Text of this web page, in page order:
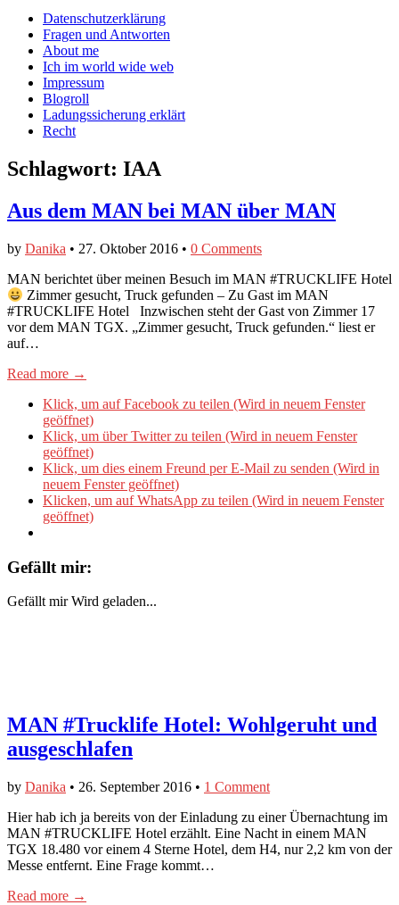
Facebook
anzeigen
Twitter
anzeigen
auf
Instagram
anzeigen
Main
menu
Skip
content
Datenschutzerklärung
Fragen und Antworten
About me
Ich im world wide web
Impressum
Blogroll
Ladungssicherung erklärt
Recht
Schlagwort: IAA
Aus dem MAN bei MAN über MAN
by Danika • 27. Oktober 2016 • 0 Comments
MAN berichtet über meinen Besuch im MAN #TRUCKLIFE Hotel
Zimmer gesucht, Truck gefunden – Zu Gast im MAN
#TRUCKLIFE Hotel Inzwischen steht der Gast von Zimmer 17
vor dem MAN TGX. „Zimmer gesucht, Truck gefunden.“ liest er
auf…
Read more →
Klick, um auf Facebook zu teilen (Wird in neuem Fenster
geöffnet)
Klick, um über Twitter zu teilen (Wird in neuem Fenster
geöffnet)
Klick, um dies einem Freund per E-Mail zu senden (Wird in
neuem Fenster geöffnet)
Klicken, um auf WhatsApp zu teilen (Wird in neuem Fenster
geöffnet)
Gefällt mir:
Gefällt mir Wird geladen...
MAN #Trucklife Hotel: Wohlgeruht und
ausgeschlafen
by Danika • 26. September 2016 • 1 Comment
Hier hab ich ja bereits von der Einladung zu einer Übernachtung im
MAN #TRUCKLIFE Hotel erzählt. Eine Nacht in einem MAN
TGX 18.480 vor einem 4 Sterne Hotel, dem H4, nur 2,2 km von der
Messe entfernt. Eine Frage kommt…
Read more →